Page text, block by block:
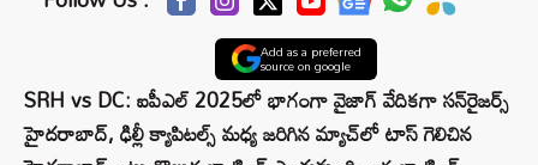
Add as a preferred
source on google
SRH vs DC: ఐపీఎల్ 2025లో భాగంగా వైజాగ్ వేదికగా సన్‌రైజర్స్
హైదరాబాద్, ఢిల్లీ క్యాపిటల్స్ మధ్య జరిగిన మ్యాచ్‌లో టాస్ గెలిచిన